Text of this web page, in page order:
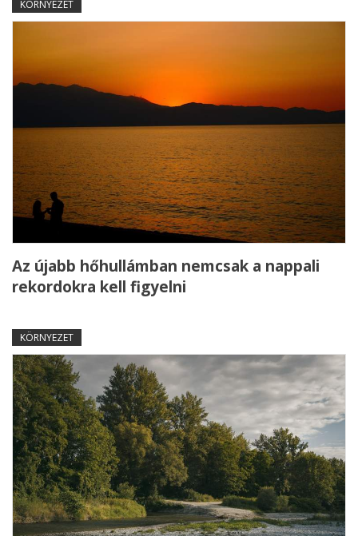
KÖRNYEZET
Az újabb hőhullámban nemcsak a nappali
rekordokra kell figyelni
KÖRNYEZET